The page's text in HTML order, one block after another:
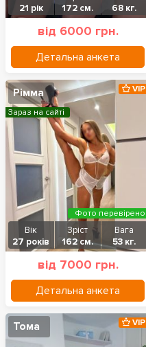
21 рік
172 см.
68 кг.
від 6000 грн.
Детальна анкета
Рімма
Вік
27 років
Зріст
162 см.
Вага
53 кг.
від 7000 грн.
Детальна анкета
VIP
Зараз на сайті
Фото перевірено
Тома VIP